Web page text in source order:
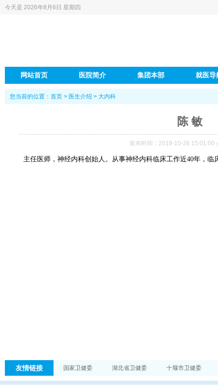
今天是 2026年8月6日 星期四
网站首页 医院简介 集团本部 就医导
您当前的位置： 首页 > 医生介绍 > 大内科
陈 敏
发布时间：2018-10-26 15:01:00
主任医师，神经内科创始人。从事神经内科临床工作近40年，临
友情链接 国家卫健委 湖北省卫健委 十堰市卫健委